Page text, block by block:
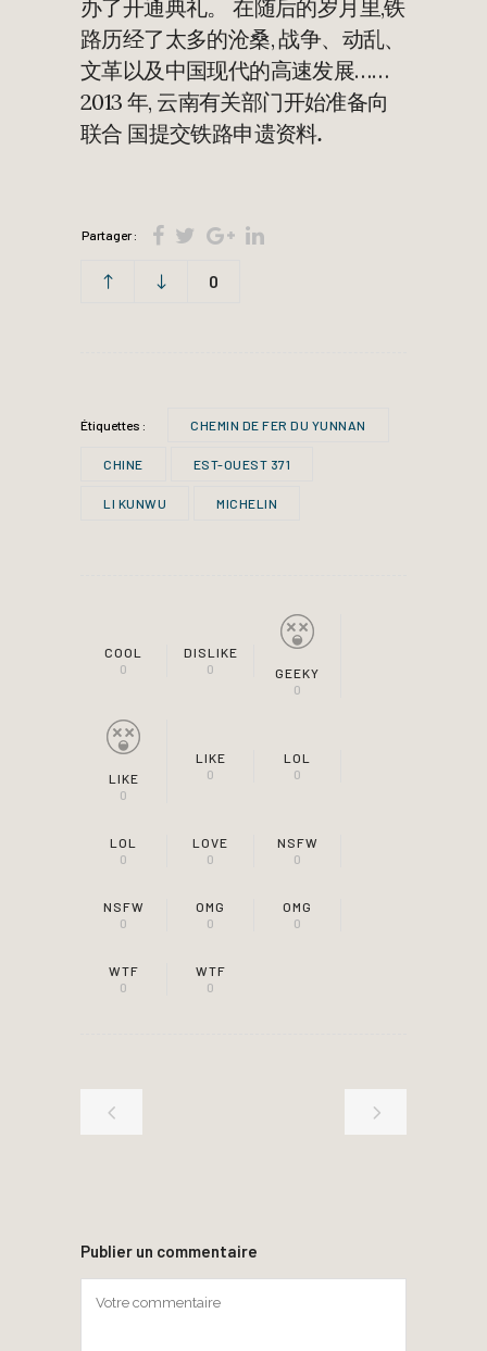
办了开通典礼。 在随后的岁月里,铁
路历经了太多的沧桑, 战争、动乱、
文革以及中国现代的高速发展……
2013 年, 云南有关部门开始准备向
联合 国提交铁路申遗资料.
Partager :
0
Étiquettes : CHEMIN DE FER DU YUNNAN
CHINE EST-OUEST 371
LI KUNWU MICHELIN
COOL
0
DISLIKE
0
GEEKY
0
LIKE
0
LIKE
0
LOL
0
LOL
0
LOVE
0
NSFW
0
NSFW
0
OMG
0
OMG
0
WTF
0
WTF
0
Publier un commentaire